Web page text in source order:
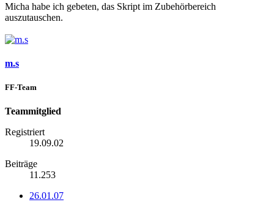
Micha habe ich gebeten, das Skript im Zubehörbereich
auszutauschen.
m.s
FF-Team
Teammitglied
Registriert
19.09.02
Beiträge
11.253
26.01.07